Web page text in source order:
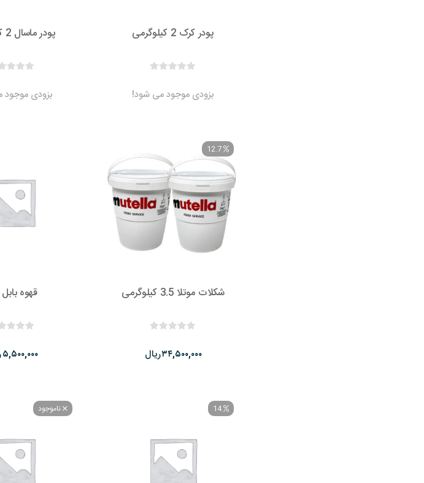
پودر کرک 2 کیلوگرمی
بزودی موجود می شود!
پودر ماسال 2 کیلوگرمی
بزودی
12.7
شکلات موتلا 3.5 کیلوگرمی
ریال۳۴,۵۰۰,۰۰۰
قهوه بابل
۵,۵۰۰,۰۰۰
14 ناموجود